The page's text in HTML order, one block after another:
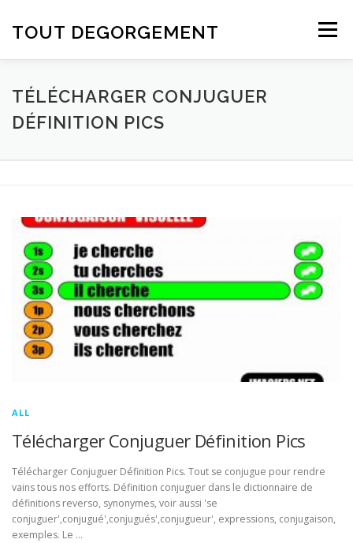
TOUT DEGORGEMENT Menu
TÉLÉCHARGER CONJUGUER
DÉFINITION PICS
ALL
Télécharger Conjuguer Définition Pics
Télécharger Conjuguer Définition Pics. Tout se conjugue pour rendre
vains tous nos efforts. Définition conjuguer dans le dictionnaire de
définitions reverso, synonymes, voir aussi 'se
conjuguer',conjugué',conjugués',conjugueur', expressions, conjugaison,
exemples. Le …